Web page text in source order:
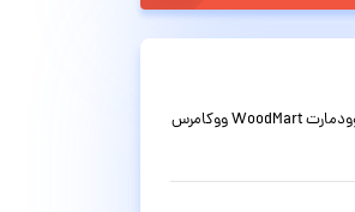
قالب فروشگاهی چندمنظوره وودمارت WoodMart ووکامرس